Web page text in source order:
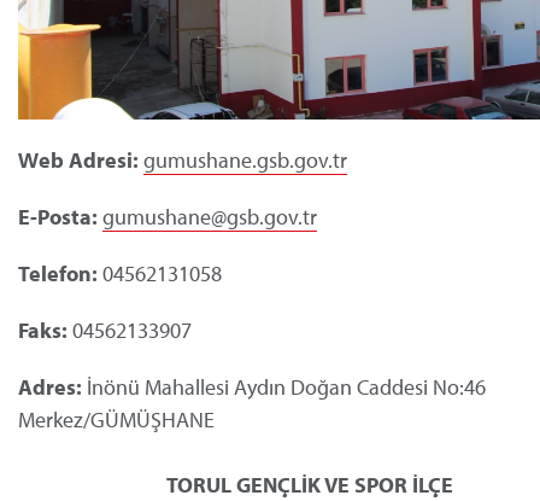
Web Adresi: gumushane.gsb.gov.tr
E-Posta: gumushane@gsb.gov.tr
Telefon: 04562131058
Faks: 04562133907
Adres: İnönü Mahallesi Aydın Doğan Caddesi No:46
Merkez/GÜMÜŞHANE
TORUL GENÇLİK VE SPOR İLÇE